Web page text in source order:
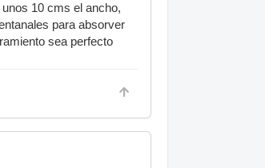
10 cms el ancho,
para absorver
sea perfecto